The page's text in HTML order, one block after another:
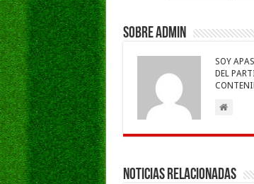
o
k
p
Sobre admin
SOY
DEL
Noticias Relacionadas